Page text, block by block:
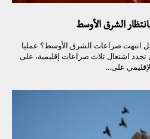
الشرق الأوسط
انتهت صراعات الشرق الأوسط؟ عمليا
اشتعال ثلاث صراعات إقليمية، على
على...